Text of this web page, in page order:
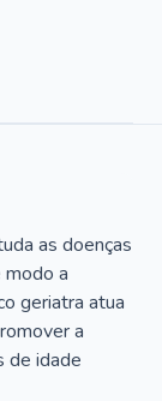
as doenças
a
geriatra atua
a
de idade